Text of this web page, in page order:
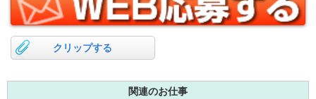
クリップする
関連のお仕事